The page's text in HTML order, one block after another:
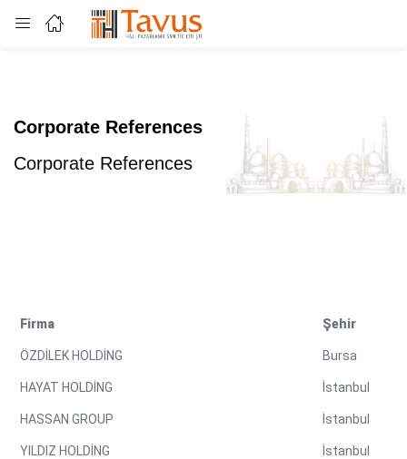
Corporate References
Corporate References
Firma Şehir
ÖZDİLEK HOLDİNG Bursa
HAYAT HOLDİNG İstanbul
HASSAN GROUP İstanbul
YILDIZ HOLDİNG İstanbul